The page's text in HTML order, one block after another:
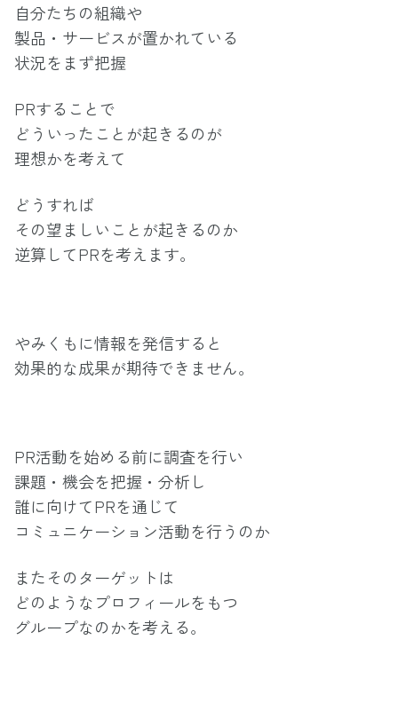
自分たちの組織や
製品・サービスが置かれている
状況をまず把握
PRすることで
どういったことが起きるのが
理想かを考えて
どうすれば
その望ましいことが起きるのか
逆算してPRを考えます。
やみくもに情報を発信すると
効果的な成果が期待できません。
PR活動を始める前に調査を行い
課題・機会を把握・分析し
誰に向けてPRを通じて
コミュニケーション活動を行うのか
またそのターゲットは
どのようなプロフィールをもつ
グループなのかを考える。